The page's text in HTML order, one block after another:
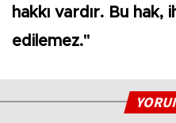
hakkı vardır. Bu hak,
edilemez."